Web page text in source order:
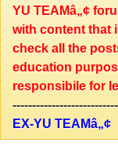
YU TEAMâ„¢
with content that
check all the
education
responsibile for
EX-YU TEAMâ„¢